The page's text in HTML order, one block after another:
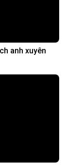
anh xuyên